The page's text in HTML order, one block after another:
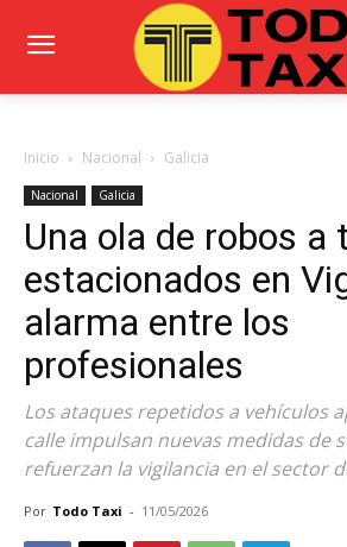
Inicio Nacional Galicia
Nacional Galicia
Una ola de robos a
estacionados en
alarma entre los
profesionales
Los ataques repetidos a vehículos
calle impulsan nuevas medidas de
refuerzan la vigilancia en el sector
Por Todo Taxi - 11/05/2026